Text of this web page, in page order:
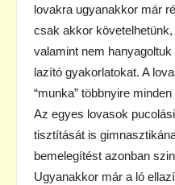
lovakra ugyanakkor már
csak akkor
valamint nem
lazító gyakorlatokat. A
“munka” többnyire
Az egyes lovasok
tisztítását is
bemelegítést azonban
Ugyanakkor már a ló